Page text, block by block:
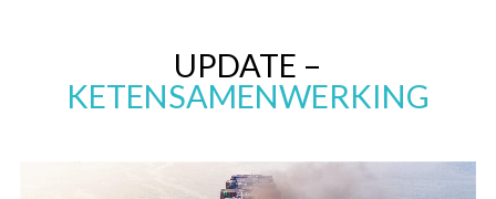
UPDATE –
KETENSAMENWERKING